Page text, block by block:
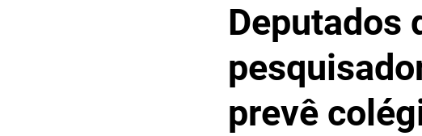
Deputados
prevê